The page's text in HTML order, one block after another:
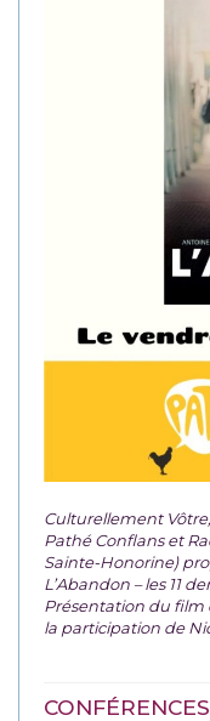
Culturellement
Pathé Conflans et
Sainte-Honorine)
L’Abandon – les 11
Présentation du film
la participation de